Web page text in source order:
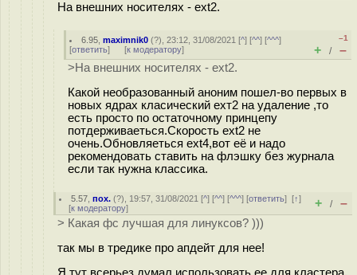
На внешних носителях - ext2.
6.95 ,maximnik0 (?), 23:12, 31/08/2021 [^] [^^] [^^^]
[ответить] [к модератору]
–1
+ / –
>На внешних носителях - ext2.
Какой необразованный аноним пошел-во первых в
новых ядрах класический ехт2 на удаление ,то
есть просто по остаточному принцепу
потдерживаеться.Скорость ext2 не
очень.Обновляеться ext4,вот её и надо
рекомендовать ставить на флэшку без журнала
если так нужна классика.
5.57 ,пох. (?), 19:57, 31/08/2021 [^] [^^] [^^^] [ответить][↑]
[к модератору] + / –
> Какая фс лучшая для линуксов? )))
так мы в тредике про апдейт для нее!
Я тут всерьез думал использовать ее для кластера.